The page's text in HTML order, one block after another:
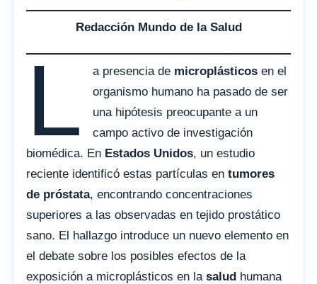
Redacción Mundo de la Salud
L a presencia de microplásticos en el
organismo humano ha pasado de ser
una hipótesis preocupante a un
campo activo de investigación
biomédica. En Estados Unidos, un estudio
reciente identificó estas partículas en tumores
de próstata, encontrando concentraciones
superiores a las observadas en tejido prostático
sano. El hallazgo introduce un nuevo elemento en
el debate sobre los posibles efectos de la
exposición a microplásticos en la salud humana